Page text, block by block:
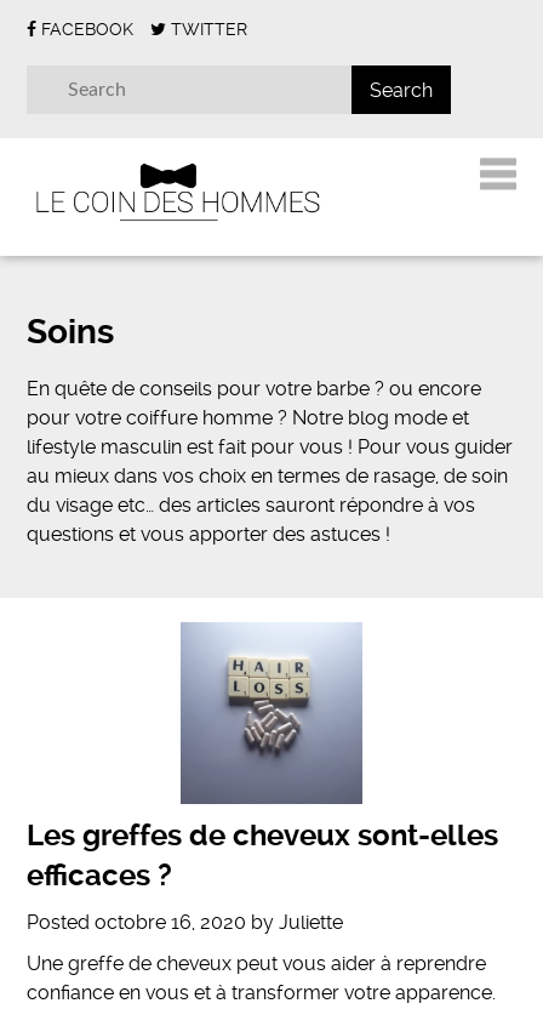
FACEBOOK TWITTER
Soins
En quête de conseils pour votre barbe ? ou encore
pour votre coiffure homme ? Notre blog mode et
lifestyle masculin est fait pour vous ! Pour vous guider
au mieux dans vos choix en termes de rasage, de soin
du visage etc… des articles sauront répondre à vos
questions et vous apporter des astuces !
Les greffes de cheveux sont-elles
efficaces ?
Postedoctobre 16, 2020 byJuliette
Une greffe de cheveux peut vous aider à reprendre
confiance en vous et à transformer votre apparence.